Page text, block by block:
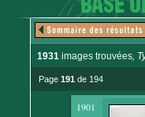
1931 images trouvées,
Page 191 de 194
1901